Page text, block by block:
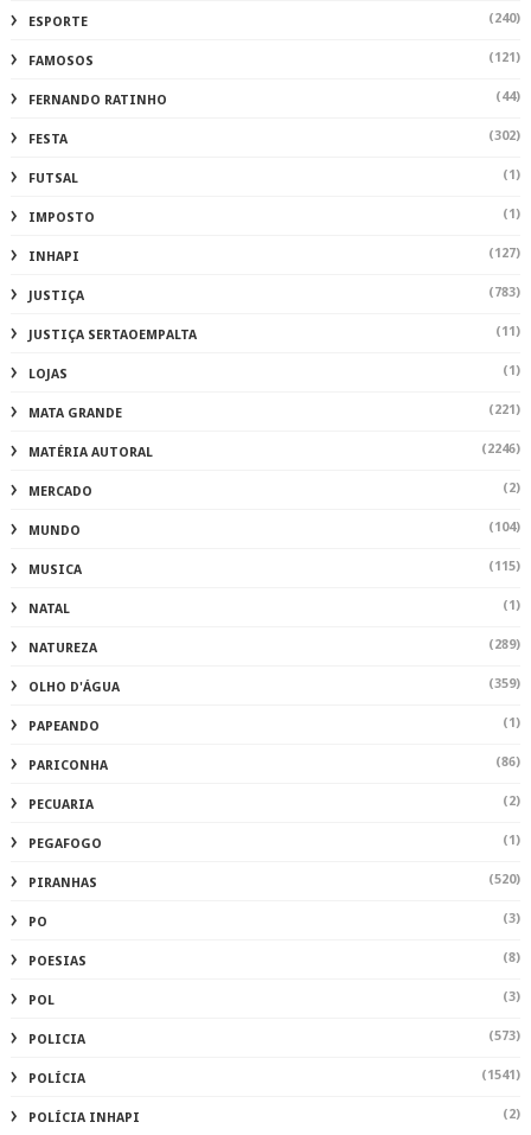
ESPORTE (240)
FAMOSOS (121)
FERNANDO RATINHO (44)
FESTA (302)
FUTSAL (1)
IMPOSTO (1)
INHAPI (127)
JUSTIÇA (783)
JUSTIÇA SERTAOEMPALTA (11)
LOJAS (1)
MATA GRANDE (221)
MATÉRIA AUTORAL (2246)
MERCADO (2)
MUNDO (104)
MUSICA (115)
NATAL (1)
NATUREZA (289)
OLHO D'ÁGUA (359)
PAPEANDO (1)
PARICONHA (86)
PECUARIA (2)
PEGAFOGO (1)
PIRANHAS (520)
PO (3)
POESIAS (8)
POL (3)
POLICIA (573)
POLÍCIA (1541)
POLÍCIA INHAPI (2)